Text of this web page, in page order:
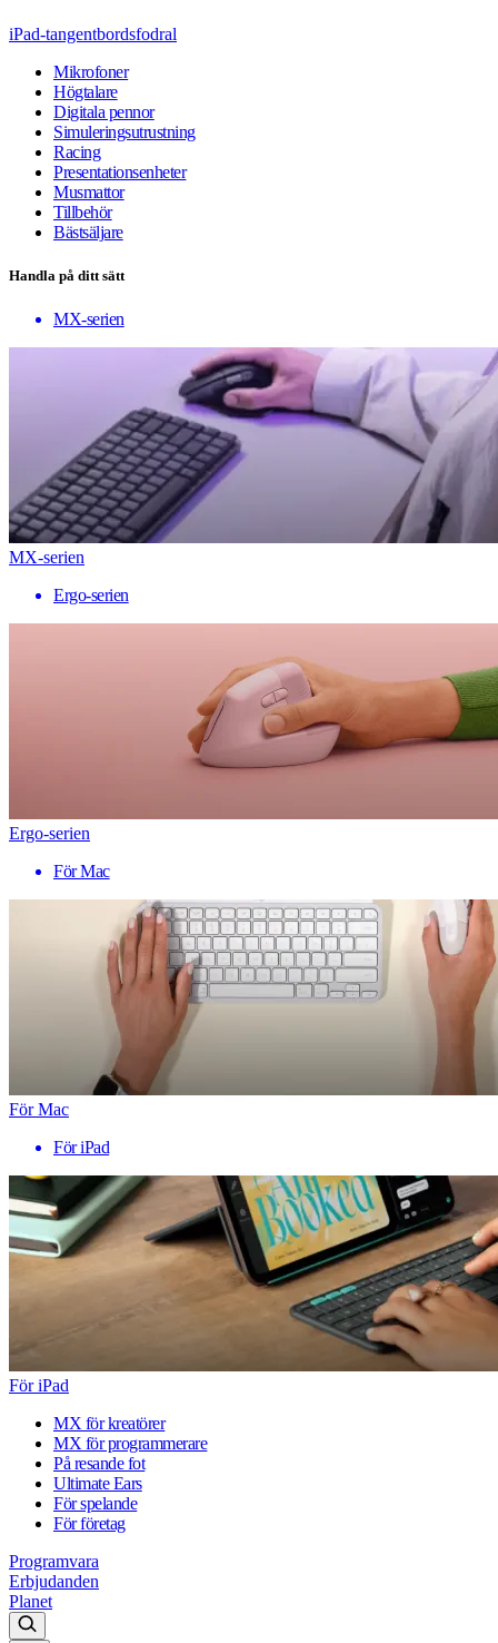
iPad-tangentbordsfodral
Mikrofoner
Högtalare
Digitala pennor
Simuleringsutrustning
Racing
Presentationsenheter
Musmattor
Tillbehör
Bästsäljare
Handla på ditt sätt
MX-serien
MX-serien
Ergo-serien
Ergo-serien
För Mac
För Mac
För iPad
För iPad
MX för kreatörer
MX för programmerare
På resande fot
Ultimate Ears
För spelande
För företag
Programvara
Erbjudanden
Planet